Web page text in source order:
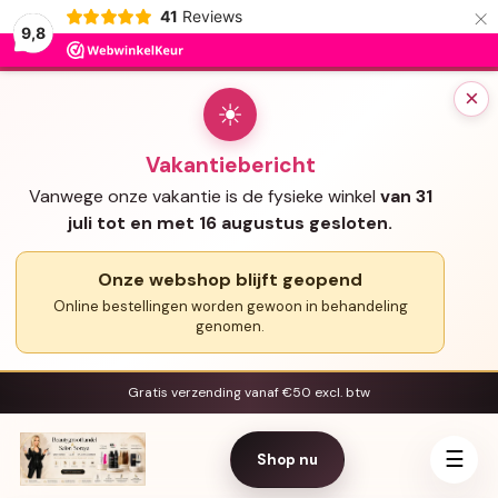
9,8
41 Reviews ×
×
☀
Vakantiebericht
Vanwege onze vakantie is de fysieke winkel van 31
juli tot en met 16 augustus gesloten.
Onze webshop blijft geopend
Online bestellingen worden gewoon in behandeling
genomen.
Gratis verzending vanaf €50 excl. btw
Shop nu ☰